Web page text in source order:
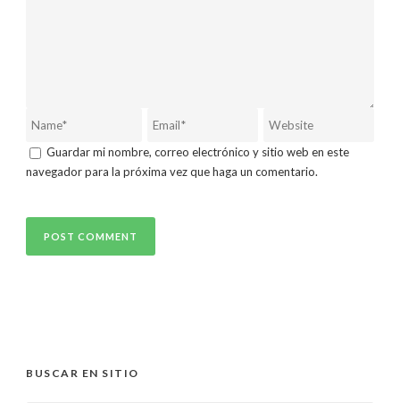
Guardar mi nombre, correo electrónico y sitio web en este
navegador para la próxima vez que haga un comentario.
BUSCAR EN SITIO